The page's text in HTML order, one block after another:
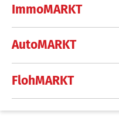
ImmoMARKT
AutoMARKT
FlohMARKT